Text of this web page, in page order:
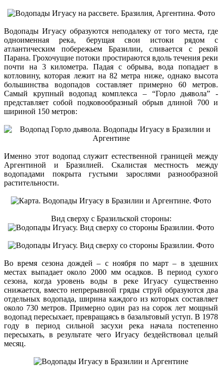
Водопады Игуасу образуются неподалеку от того места, где
одноименная река, берущая свои истоки рядом с
атлантическим побережьем Бразилии, сливается с рекой
Парана. Грохочущие потоки простираются вдоль течения реки
почти на 3 километра. Падая с обрыва, вода попадает в
котловину, которая лежит на 82 метра ниже, однако высота
большинства водопадов составляет примерно 60 метров.
Самый крупный водопад комплекса – “Горло дьявола” -
представляет собой подковообразный обрыв длиной 700 и
шириной 150 метров:
Именно этот водопад служит естественной границей между
Аргентиной и Бразилией. Скалистая местность между
водопадами покрыта густыми зарослями разнообразной
растительности.
Вид сверху с Бразильской стороны:
Во время сезона дождей – с ноября по март – в здешних
местах выпадает около 2000 мм осадков. В период сухого
сезона, когда уровень воды в реке Игуасу существенно
снижается, вместо непрерывной гряды струй образуются два
отдельных водопада, ширина каждого из которых составляет
около 730 метров. Примерно один раз на сорок лет мощный
водопад пересыхает, превращаясь в базальтовый уступ. В 1978
году в период сильной засухи река начала постепенно
пересыхать, в результате чего Игуасу бездействовал целый
месяц.